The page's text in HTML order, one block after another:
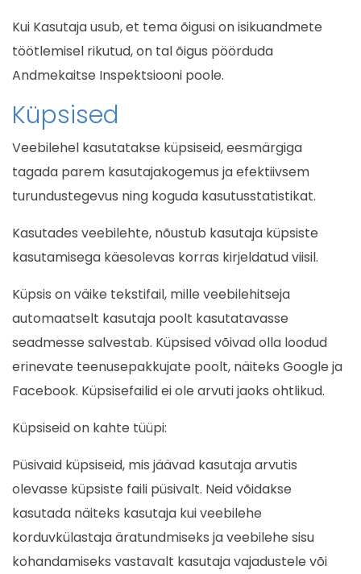
Kui Kasutaja usub, et tema õigusi on isikuandmete
töötlemisel rikutud, on tal õigus pöörduda
Andmekaitse Inspektsiooni poole.
Küpsised
Veebilehel kasutatakse küpsiseid, eesmärgiga
tagada parem kasutajakogemus ja efektiivsem
turundustegevus ning koguda kasutusstatistikat.
Kasutades veebilehte, nõustub kasutaja küpsiste
kasutamisega käesolevas korras kirjeldatud viisil.
Küpsis on väike tekstifail, mille veebilehitseja
automaatselt kasutaja poolt kasutatavasse
seadmesse salvestab. Küpsised võivad olla loodud
erinevate teenusepakkujate poolt, näiteks Google ja
Facebook. Küpsisefailid ei ole arvuti jaoks ohtlikud.
Küpsiseid on kahte tüüpi:
Püsivaid küpsiseid, mis jäävad kasutaja arvutis
olevasse küpsiste faili püsivalt. Neid võidakse
kasutada näiteks kasutaja kui veebilehe
korduvkülastaja äratundmiseks ja veebilehe sisu
kohandamiseks vastavalt kasutaja vajadustele või